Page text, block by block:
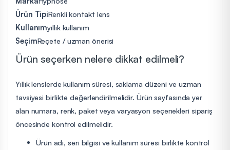
Ürün TipiRenkli kontakt lens
Kullanımyıllık kullanım
SeçimReçete / uzman önerisi
Ürün seçerken nelere dikkat edilmeli?
Yıllık lenslerde kullanım süresi, saklama düzeni ve uzman
tavsiyesi birlikte değerlendirilmelidir. Ürün sayfasında yer
alan numara, renk, paket veya varyasyon seçenekleri sipariş
öncesinde kontrol edilmelidir.
Ürün adı, seri bilgisi ve kullanım süresi birlikte kontrol